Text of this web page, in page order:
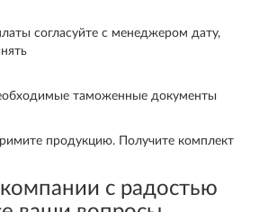
согласуйте с менеджером дату,
таможенные документы
продукцию. Получите комплект
с радостью